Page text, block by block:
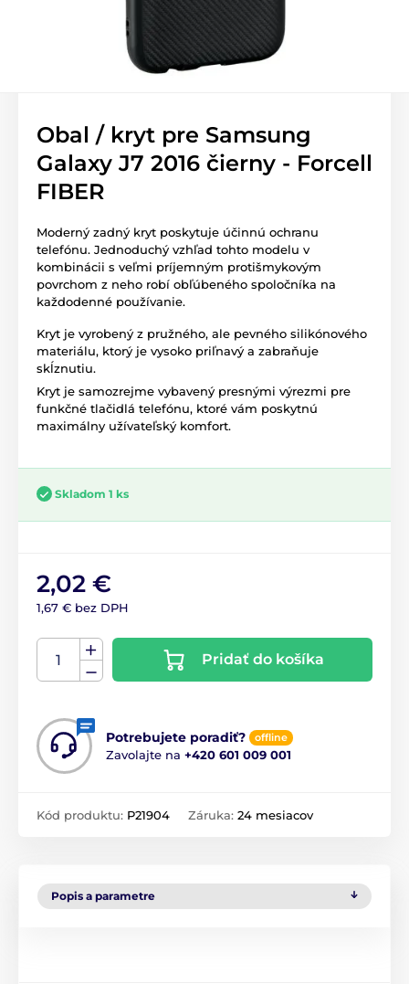
Obal / kryt pre Samsung
Galaxy J7 2016 čierny - Forcell
FIBER
Moderný zadný kryt poskytuje účinnú ochranu
telefónu. Jednoduchý vzhľad tohto modelu v
kombinácii s veľmi príjemným protišmykovým
povrchom z neho robí obľúbeného spoločníka na
každodenné používanie.
Kryt je vyrobený z pružného, ale pevného silikónového
materiálu, ktorý je vysoko priľnavý a zabraňuje
skĺznutiu.
Kryt je samozrejme vybavený presnými výrezmi pre
funkčné tlačidlá telefónu, ktoré vám poskytnú
maximálny užívateľský komfort.
Skladom 1 ks
2,02 €
1,67 € bez DPH
Pridať do košíka
Potrebujete poradiť? offline
Zavolajte na +420 601 009 001
Kód produktu: P21904 Záruka: 24 mesiacov
Popis a parametre